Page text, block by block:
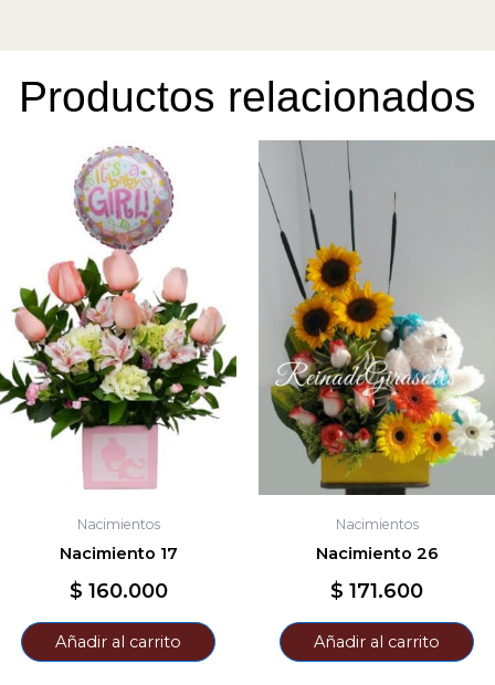
Productos relacionados
Nacimientos
Nacimiento 17
$ 160.000
Añadir al carrito
Nacimientos
Nacimiento 26
$ 171.600
Añadir al carrito